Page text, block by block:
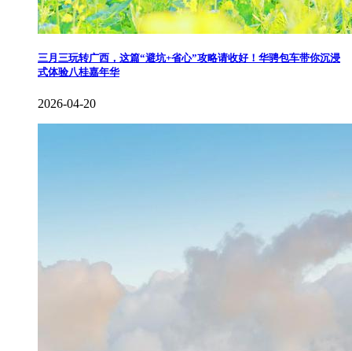
​三月三玩转广西，这篇“避坑+省心”攻略请收好！华骋包车带你沉浸
式体验八桂嘉年华
2026-04-20